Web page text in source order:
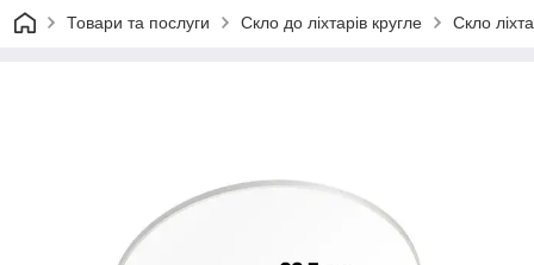
Товари та послуги Скло до ліхтарів кругле Скло